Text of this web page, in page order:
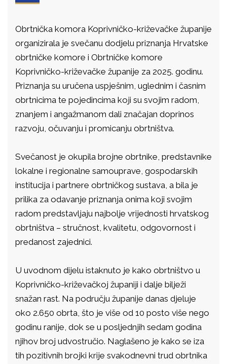
Obrtnička komora Koprivničko-križevačke županije
organizirala je svečanu dodjelu priznanja Hrvatske
obrtničke komore i Obrtničke komore
Koprivničko-križevačke županije za 2025. godinu.
Priznanja su uručena uspješnim, uglednim i časnim
obrtnicima te pojedincima koji su svojim radom,
znanjem i angažmanom dali značajan doprinos
razvoju, očuvanju i promicanju obrtništva.
Svečanost je okupila brojne obrtnike, predstavnike
lokalne i regionalne samouprave, gospodarskih
institucija i partnere obrtničkog sustava, a bila je
prilika za odavanje priznanja onima koji svojim
radom predstavljaju najbolje vrijednosti hrvatskog
obrtništva – stručnost, kvalitetu, odgovornost i
predanost zajednici.
U uvodnom dijelu istaknuto je kako obrtništvo u
Koprivničko-križevačkoj županiji i dalje bilježi
snažan rast. Na području županije danas djeluje
oko 2.650 obrta, što je više od 10 posto više nego
godinu ranije, dok se u posljednjih sedam godina
njihov broj udvostručio. Naglašeno je kako se iza
tih pozitivnih brojki krije svakodnevni trud obrtnika